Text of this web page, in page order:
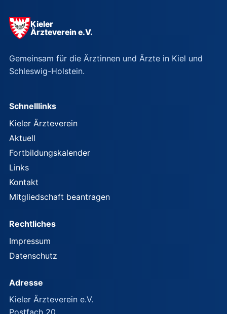
Kieler
Ärzteverein e.V.
Gemeinsam für die Ärztinnen und Ärzte in Kiel und
Schleswig-Holstein.
Schnelllinks
Kieler Ärzteverein
Aktuell
Fortbildungskalender
Links
Kontakt
Mitgliedschaft beantragen
Rechtliches
Impressum
Datenschutz
Adresse
Kieler Ärzteverein e.V.